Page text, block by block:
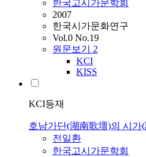
한국고시가문학회
2007
한국시가문화연구
Vol.0 No.19
원문보기 2
KCI
KISS
KCI등재
호남가단(湖南歌壇)의 시가
전일환
한국고시가문학회